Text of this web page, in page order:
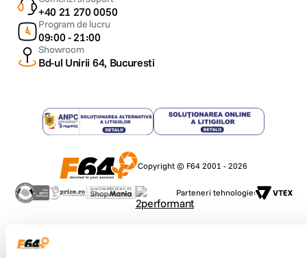
+40 21 270 0050
Program de lucru
09:00 - 21:00
Showroom
Bd-ul Unirii 64, Bucuresti
Copyright © F64 2001 - 2026
Parteneri tehnologie: